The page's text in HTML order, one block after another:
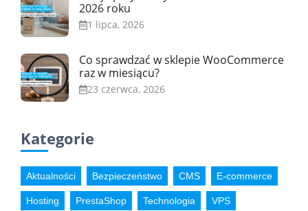
2026 roku
1 lipca, 2026
Co sprawdzać w sklepie WooCommerce
raz w miesiącu?
23 czerwca, 2026
Kategorie
Aktualności Bezpieczeństwo CMS E-commerce
Hosting PrestaShop Technologia VPS